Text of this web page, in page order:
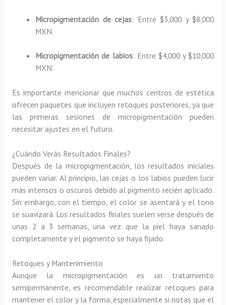
Micropigmentación de cejas: Entre $3,000 y $8,000
MXN.
Micropigmentación de labios: Entre $4,000 y $10,000
MXN.
Es importante mencionar que muchos centros de estética
ofrecen paquetes que incluyen retoques posteriores, ya que
las primeras sesiones de micropigmentación pueden
necesitar ajustes en el futuro.
¿Cuándo Verás Resultados Finales?
Después de la micropigmentación, los resultados iniciales
pueden variar. Al principio, las cejas o los labios pueden lucir
más intensos o oscuros debido al pigmento recién aplicado.
Sin embargo, con el tiempo, el color se asentará y el tono
se suavizará. Los resultados finales suelen verse después de
unas 2 a 3 semanas, una vez que la piel haya sanado
completamente y el pigmento se haya fijado.
Retoques y Mantenimiento
Aunque la micropigmentación es un tratamiento
semipermanente, es recomendable realizar retoques para
mantener el color y la forma, especialmente si notas que el